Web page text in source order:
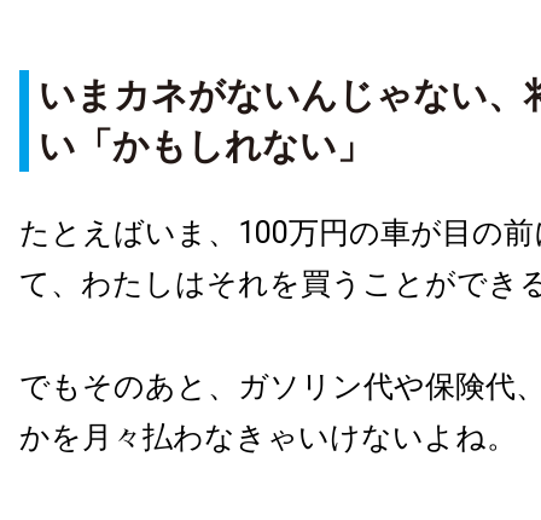
いまカネがないんじゃない、
い「かもしれない」
たとえばいま、100万円の車が目の
て、わたしはそれを買うことができ
でもそのあと、ガソリン代や保険代
かを月々払わなきゃいけないよね。